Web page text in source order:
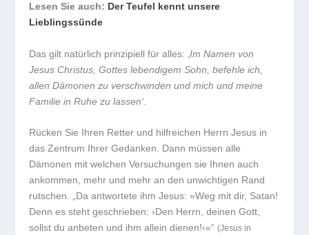
Lesen Sie auch: Der Teufel kennt unsere
Lieblingssünde
Das gilt natürlich prinzipiell für alles: ‚ Im Namen von
Jesus Christus, Gottes lebendigem Sohn, befehle ich,
allen Dämonen zu verschwinden und mich und meine
Familie in Ruhe zu lassen‘
Rücken Sie Ihren Retter und hilfreichen Herrn Jesus in
das Zentrum Ihrer Gedanken. Dann müssen alle
Dämonen mit welchen Versuchungen sie Ihnen auch
ankommen, mehr und mehr an den unwichtigen Rand
rutschen.
„Da antwortete ihm Jesus: »Weg mit dir, Satan!
Denn es steht geschrieben: ›Den Herrn, deinen Gott,
sollst du anbeten und ihm allein dienen!‹«“ (Jesus in